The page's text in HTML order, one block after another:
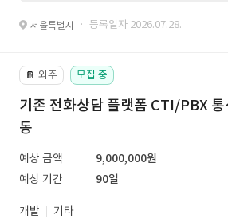
서울특별시 · 등록일자 2026.07.28.
📔 외주 모집 중
기존 전화상담 플랫폼 CTI/PBX 통
동
예상 금액
9,000,000원
예상 기간
90일
개발
기타